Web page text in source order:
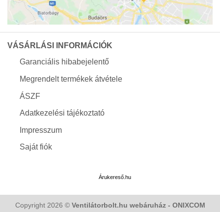
VÁSÁRLÁSI INFORMÁCIÓK
Garanciális hibabejelentő
Megrendelt termékek átvétele
ÁSZF
Adatkezelési tájékoztató
Impresszum
Saját fiók
Árukereső.hu
Copyright 2026 © Ventilátorbolt.hu webáruház - ONIXCOM